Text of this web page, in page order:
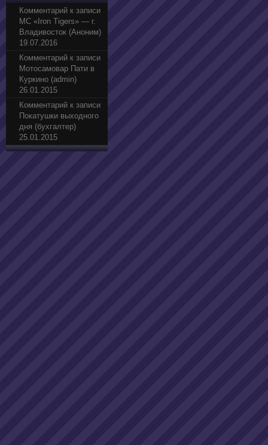
Комментарий к записи
МС «Iron Tigers» — г.
Владивосток (Аноним)
19.07.2016
Комментарий к записи
Мотосамовар Пати в
Куркино (admin)
26.01.2015
Комментарий к записи
Покатушки выходного
дня (бухгалтер)
25.01.2015